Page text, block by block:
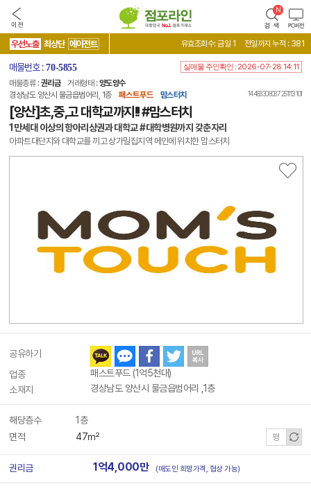
우선노출 최상단 에이전트 유효조회수: 금일 1 전일까지 누적 : 381
매물번호 :70-5855 실매물 주인확인 : 2026-07-28 14:11
매물종류 : 권리금 거래형태 : 양도양수
경상남도 양산시 물금읍범어리, 1층
패스트푸드 맘스터치 14 48330 8037 251113 101
[양산]초,중,고 대학교까지!! #맘스터치
1만세대 이상의 항아리상권과 대학교 #대학병원까지 갖춘자리
아파트대단지와 대학교를 끼고 상가밀집지역 메인에 위치한 맘스터치
공유하기
업종
패스트푸드 (1억5천대)
소재지
경상남도 양산시 물금읍범어리 ,1층
해당층수
1층
면적
47㎡ 평
권리금 1억4,000만 (매도인 희망가격, 협상 가능)